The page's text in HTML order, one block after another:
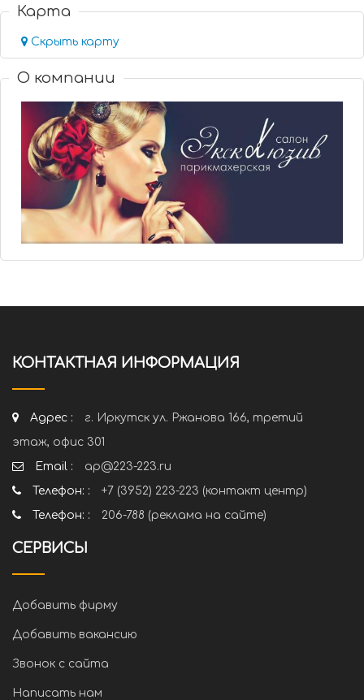
Карта
Скрыть карту
О компании
КОНТАКТНАЯ ИНФОРМАЦИЯ
Адрес :
г. Иркутск ул. Ржанова 166, третий
этаж, офис 301
Email :
ap@223-223.ru
Телефон: :
+7 (3952) 223-223 (контакт центр)
Телефон: :
206-788 (реклама на сайте)
СЕРВИСЫ
Добавить фирму
Добавить вакансию
Звонок с сайта
Написать нам